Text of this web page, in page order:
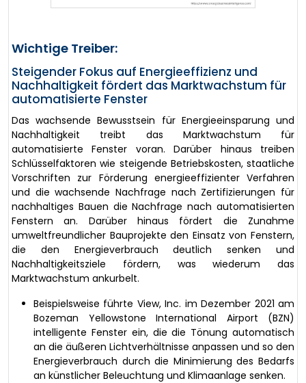
Wichtige Treiber:
Steigender Fokus auf Energieeffizienz und
Nachhaltigkeit fördert das Marktwachstum für
automatisierte Fenster
Das wachsende Bewusstsein für Energieeinsparung und
Nachhaltigkeit treibt das Marktwachstum für
automatisierte Fenster voran. Darüber hinaus treiben
Schlüsselfaktoren wie steigende Betriebskosten, staatliche
Vorschriften zur Förderung energieeffizienter Verfahren
und die wachsende Nachfrage nach Zertifizierungen für
nachhaltiges Bauen die Nachfrage nach automatisierten
Fenstern an. Darüber hinaus fördert die Zunahme
umweltfreundlicher Bauprojekte den Einsatz von Fenstern,
die den Energieverbrauch deutlich senken und
Nachhaltigkeitsziele fördern, was wiederum das
Marktwachstum ankurbelt.
Beispielsweise führte View, Inc. im Dezember 2021 am
Bozeman Yellowstone International Airport (BZN)
intelligente Fenster ein, die die Tönung automatisch
an die äußeren Lichtverhältnisse anpassen und so den
Energieverbrauch durch die Minimierung des Bedarfs
an künstlicher Beleuchtung und Klimaanlage senken.